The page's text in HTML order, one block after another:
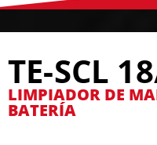
TE-SCL
LIMPIADOR DE
BATERÍA